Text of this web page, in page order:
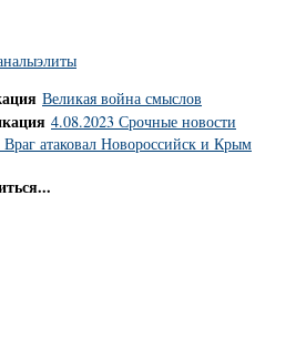
элиты
Великая война смыслов
4.08.2023 Срочные новости
атаковал Новороссийск и Крым